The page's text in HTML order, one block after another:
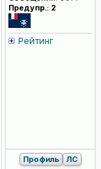
Предупр.: 2
Рейтинг
Профиль ЛС